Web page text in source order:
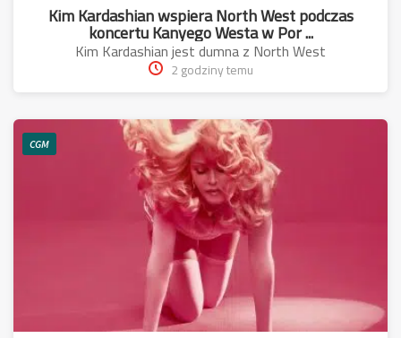
Kim Kardashian wspiera North West podczas
koncertu Kanyego Westa w Por ...
Kim Kardashian jest dumna z North West
2 godziny temu
CGM